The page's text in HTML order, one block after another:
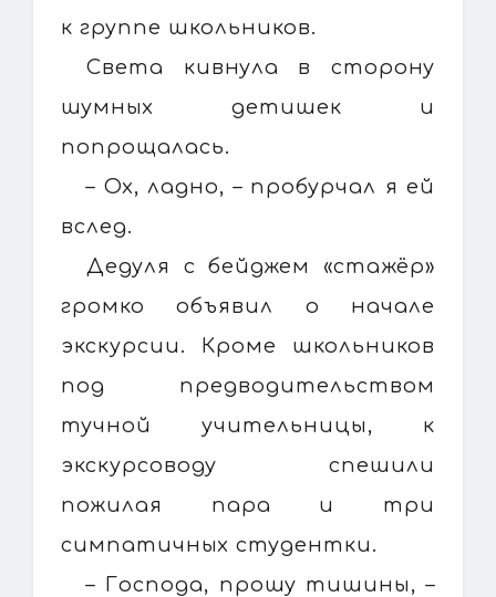
к группе школьников.
Света кивнула в сторону
шумных детишек и
попрощалась.
– Ох, ладно, – пробурчал я ей
вслед.
Дедуля с бейджем «стажёр»
громко объявил о начале
экскурсии. Кроме школьников
под предводительством
тучной учительницы, к
экскурсоводу спешили
пожилая пара и три
симпатичных студентки.
– Господа, прошу тишины, –